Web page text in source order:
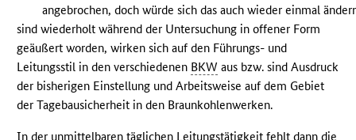
angebrochen, doch würde sich das auch wieder einmal
sind wiederholt während der Untersuchung in offener Form
geäußert worden, wirken sich auf den Führungs- und
Leitungsstil in den verschiedenen BKW aus bzw. sind Ausdruck
der bisherigen Einstellung und Arbeitsweise auf dem Gebiet
der Tagebausicherheit in den Braunkohlenwerken.
In der unmittelbaren täglichen Leitungstätigkeit fehlt dann die